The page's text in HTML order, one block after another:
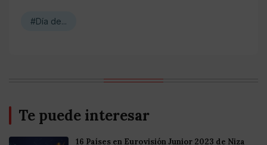
#Día de...
Te puede interesar
16 Países en Eurovisión Junior 2023 de Niza